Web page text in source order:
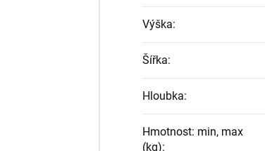
Výška:
Šířka:
Hloubka:
Hmotnost: min, max
(kg):